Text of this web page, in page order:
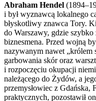
Abraham Hendel
i był wyznawcą lokalnego
błyskotliwy znawca Tory.
do Warszawy, gdzie
biznesmena. Przed wojną
nazywanym nawet „królem
garbowania skór oraz
i rozpoczęciu okupacji
należącego do Żydów, a
przemysłowiec z Gdańska,
praktycznych, pozostawił